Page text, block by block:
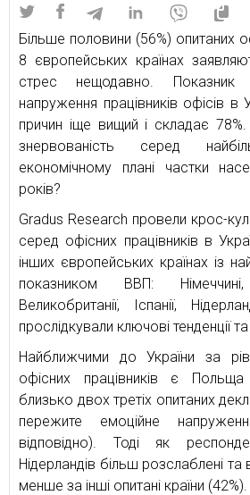
Більше половини (56%) опитаних
8 європейських країнах
стрес нещодавно. Показник
напруження працівників офісів в
причин іще вищий і складає
знервованість серед
економічному плані частки
років?
Gradus Research провели крос-
серед офісних працівників в
інших європейських країнах із
показником ВВП: Німеччині,
Великобританії, Іспанії,
прослідкували ключові тенденції та
Найближчими до України за
офісних працівників є
близько двох третіх опитаних
пережите емоційне
відповідно). Тоді як
Нідерландів більш розслаблені та
менше за інші опитані країни (42%).